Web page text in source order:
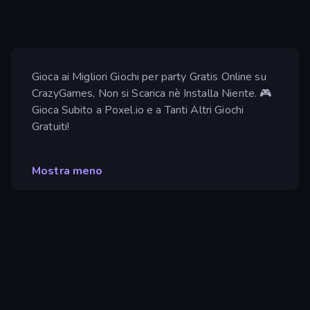
Gioca ai Migliori Giochi per party Gratis Online su
CrazyGames, Non si Scarica nè Installa Niente. 🎮
Gioca Subito a Poxel.io e a Tanti Altri Giochi
Gratuiti!
Mostra meno